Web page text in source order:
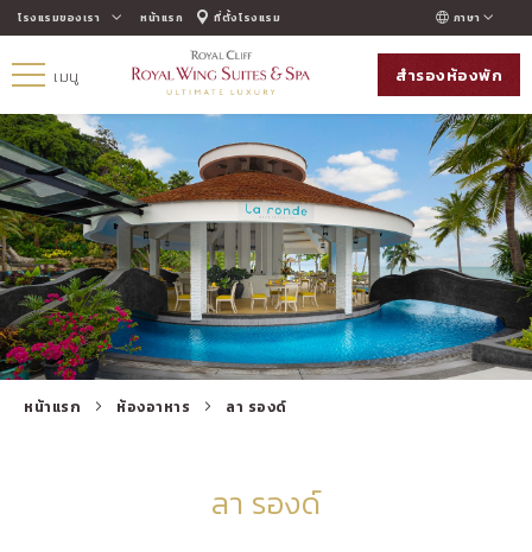
โรงแรมของเรา หน้าแรก ที่ตั้งโรงแรม ภาษา
ENGLISH
ภาษาไทย
РУССКИЙ
한국인
中国人
เมนู สำรองห้องพัก
หน้าแรก ห้องอาหาร ลา รองด์
ลา รองด์